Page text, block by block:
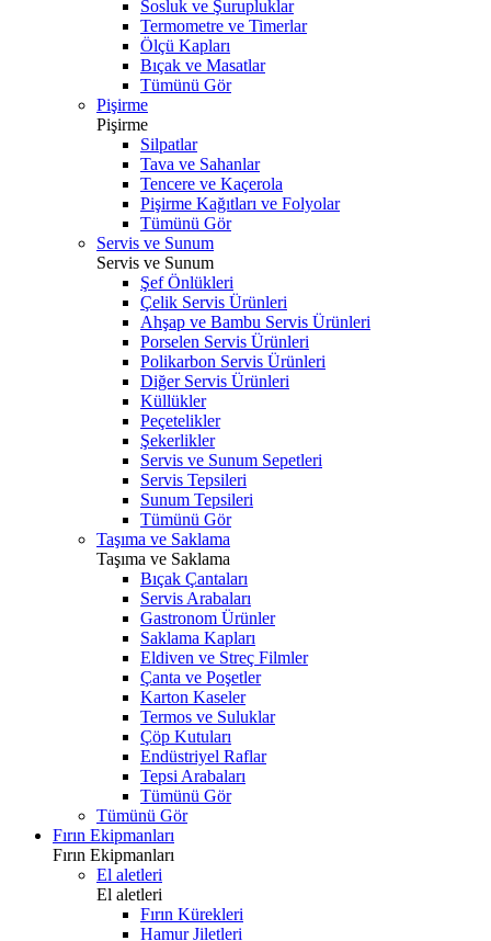
Sosluk ve Şurupluklar
Termometre ve Timerlar
Ölçü Kapları
Bıçak ve Masatlar
Tümünü Gör
Pişirme
Pişirme
Silpatlar
Tava ve Sahanlar
Tencere ve Kaçerola
Pişirme Kağıtları ve Folyolar
Tümünü Gör
Servis ve Sunum
Servis ve Sunum
Şef Önlükleri
Çelik Servis Ürünleri
Ahşap ve Bambu Servis Ürünleri
Porselen Servis Ürünleri
Polikarbon Servis Ürünleri
Diğer Servis Ürünleri
Küllükler
Peçetelikler
Şekerlikler
Servis ve Sunum Sepetleri
Servis Tepsileri
Sunum Tepsileri
Tümünü Gör
Taşıma ve Saklama
Taşıma ve Saklama
Bıçak Çantaları
Servis Arabaları
Gastronom Ürünler
Saklama Kapları
Eldiven ve Streç Filmler
Çanta ve Poşetler
Karton Kaseler
Termos ve Suluklar
Çöp Kutuları
Endüstriyel Raflar
Tepsi Arabaları
Tümünü Gör
Tümünü Gör
Fırın Ekipmanları
Fırın Ekipmanları
El aletleri
El aletleri
Fırın Kürekleri
Hamur Jiletleri